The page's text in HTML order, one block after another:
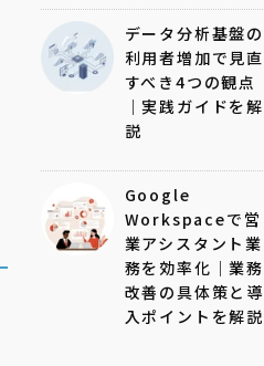
データ分析基盤の
利用者増加で見直
すべき4つの観点
｜実践ガイドを解
説
Google
Workspaceで営
業アシスタント業
務を効率化｜業務
改善の具体策と導
入ポイントを解説